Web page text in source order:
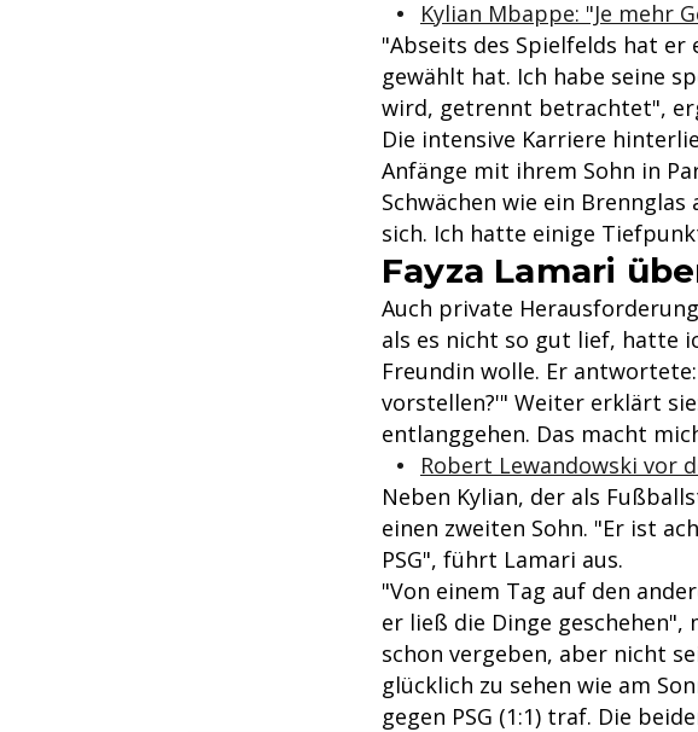
Kylian Mbappe: "Je mehr
"Abseits des Spielfelds hat er
gewählt hat. Ich habe seine
wird, getrennt betrachtet",
Die intensive Karriere
Anfänge mit ihrem Sohn in
Schwächen wie ein
sich. Ich hatte einige
Fayza Lamari
Auch private
als es nicht so gut lief, hatte
Freundin wolle. Er
vorstellen?'" Weiter erklärt
entlanggehen. Das macht
Robert Lewandowski vor
Neben Kylian, der als
einen zweiten Sohn. "Er ist
PSG", führt Lamari aus.
"Von einem Tag auf den
er ließ die Dinge geschehen",
schon vergeben, aber nicht
glücklich zu sehen wie am
gegen PSG (1:1) traf. Die